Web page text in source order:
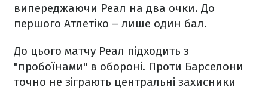
випереджаючи Реал на два очки. До
першого Атлетіко – лише один бал.
До цього матчу Реал підходить з
"пробоїнами" в обороні. Проти Барселони
точно не зіграють центральні захисники